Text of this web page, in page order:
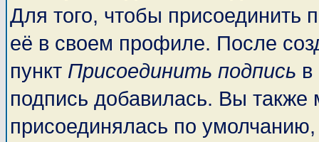
Для того, чтобы присоединить
её в своем профиле. После
пункт Присоединить подпись
подпись добавилась. Вы также
присоединялась по